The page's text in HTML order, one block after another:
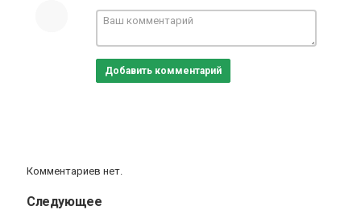
Добавить комментарий
Комментариев нет.
Следующее